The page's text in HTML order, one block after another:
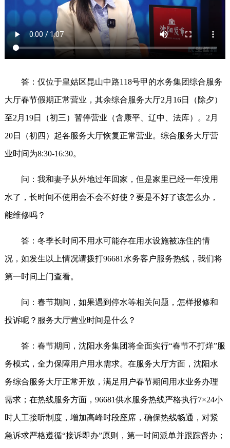
答：仅位于皇姑区昆山中路118号甲的水务集团综合服务
大厅春节假期正常营业，其余综合服务大厅2月16日（除夕）
至2月19日（初三）暂停营业（含康平、辽中、法库）。2月
20日（初四）起各服务大厅恢复正常营业。综合服务大厅营
业时间为8:30-16:30。
问：我和妻子从外地过年回家，但是家里已经一年没用
水了，长时间不使用会不会不好使？要是不好了该怎么办，
能维修吗？
答：冬季长时间不用水可能存在用水设施被冻住的情
况，如发生以上情况请拨打96681水务客户服务热线，我们将
第一时间上门查看。
问：春节期间，如果遇到停水等相关问题，怎样报修和
投诉呢？服务大厅营业时间是什么？
答：春节期间，沈阳水务集团将全面实行“春节不打烊”服
务模式，全力保障用户用水需求。在服务大厅方面，沈阳水
务综合服务大厅正常开放，满足用户春节期间用水业务办理
需求；在热线服务方面，96681供水服务热线严格执行7×24小
时人工接听制度，增加高峰时段座席，确保热线畅通，对紧
急诉求严格遵循“接诉即办”原则，第一时间派单并跟踪督办；